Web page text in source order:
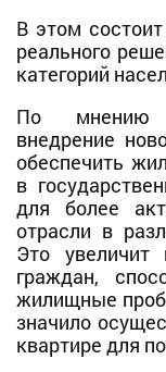
В этом
реального
категорий
По мнению
внедрение
обеспечить
в
для более
отрасли в
Это увеличит
граждан,
жилищные
значило
квартире для